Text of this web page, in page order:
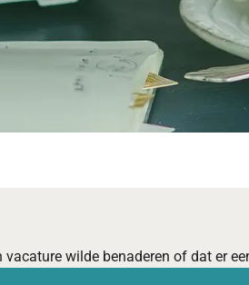
wilde benaderen of dat er